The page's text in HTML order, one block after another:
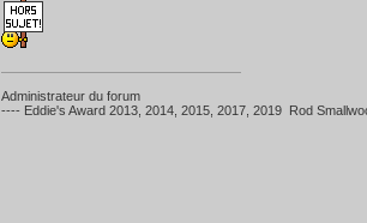
Administrateur du forum
---- Eddie's Award 2013, 2014, 2015, 2017, 2019 Rod